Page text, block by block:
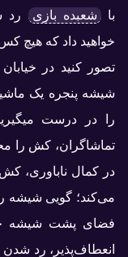
با شعبده بازی
رد
خواهید داد که هیچ
تصور کنید در
شیشه پنجره یک
را در درست
تماشاگران، کش را
در کمال ناباوری،
می‌کند؛ گویی شیشه
فضای پشت شیشه
انعطاف‌پذیر، رد